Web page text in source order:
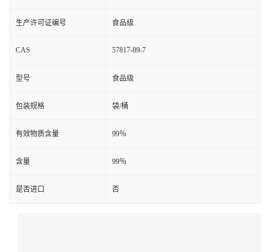
生产许可证编号 食品级
CAS 57817-89-7
型号 食品级
包装规格 袋/桶
有效物质含量 99％
含量 99％
是否进口 否